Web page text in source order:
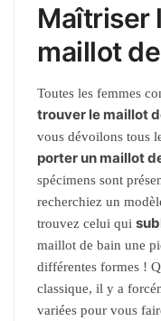
Maîtriser
maillot
Toutes les femmes
trouver le maillot
vous dévoilons tous
porter un maillot
spécimens sont
recherchiez un
trouvez celui qui
maillot de bain une
différentes formes !
classique, il y a
variées pour vous